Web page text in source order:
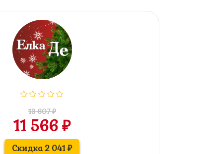
13 607 ₽
11 566 ₽
Скидка 2 041 ₽